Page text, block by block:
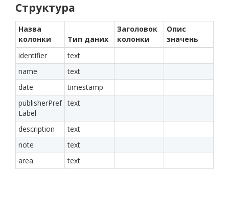
Структура
Назва
колонки
Тип даних
Заголовок
колонки
Опис
значень
identifier
text
name
text
date
timestamp
publisherPref
Label
text
description
text
note
text
area
text